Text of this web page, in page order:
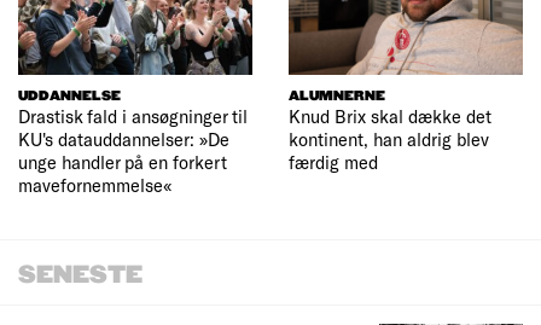
UDDANNELSE
Drastisk fald i ansøgninger til
KU's datauddannelser: »De
unge handler på en forkert
mavefornemmelse«
ALUMNERNE
Knud Brix skal dække det
kontinent, han aldrig blev
færdig med
SENESTE